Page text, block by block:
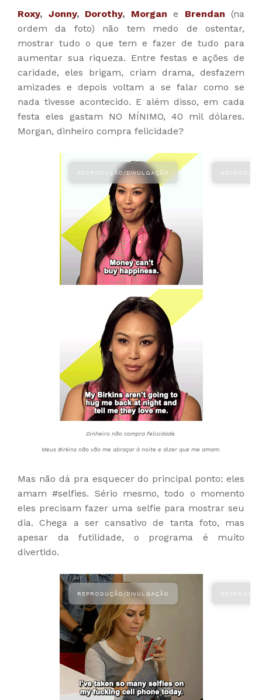
Roxy, Jonny, Dorothy, Morgan e Brendan (na
ordem da foto) não tem medo de ostentar,
mostrar tudo o que tem e fazer de tudo para
aumentar sua riqueza. Entre festas e ações de
caridade, eles brigam, criam drama, desfazem
amizades e depois voltam a se falar como se
nada tivesse acontecido. E além disso, em cada
festa eles gastam NO MÍNIMO, 40 mil dólares.
Morgan, dinheiro compra felicidade?
Dinheiro não compra felicidade.
Meus Birkins não vão me abraçar à noite e dizer que me amam.
Mas não dá pra esquecer do principal ponto: eles
amam #selfies. Sério mesmo, todo o momento
eles precisam fazer uma selfie para mostrar seu
dia. Chega a ser cansativo de tanta foto, mas
apesar da futilidade, o programa é muito
divertido.